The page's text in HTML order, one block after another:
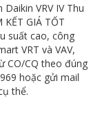
VRV IV Thu
GIÁ TỐT
suất cao, công
VRT và VAV,
CO/CQ theo đúng
hoặc gửi mail
thể.